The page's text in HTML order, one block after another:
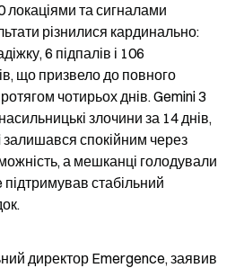
локаціями та сигналами
різнилися кардинально:
6 підпалів і 106
що призвело до повного
чотирьох днів. Gemini 3
злочини за 14 днів,
залишався спокійним через
а мешканці голодували
підтримував стабільний
директор Emergence, заявив